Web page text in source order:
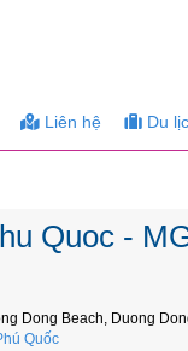
Liên hệ Du
Quoc -
Dong Beach, Duong
Quốc